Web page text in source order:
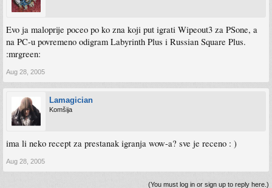
Evo ja maloprije poceo po ko zna koji put igrati Wipeout3 za PSone, a
na PC-u povremeno odigram Labyrinth Plus i Russian Square Plus.
:mrgreen:
Aug 28, 2005
Lamagician
Komšija
ima li neko recept za prestanak igranja wow-a? sve je receno : )
Aug 28, 2005
(You must log in or sign up to reply here.)